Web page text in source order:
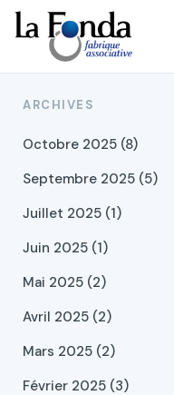
Aller
au
contenu
principal
ARCHIVES
Octobre 2025 (8)
Septembre 2025 (5)
Juillet 2025 (1)
Juin 2025 (1)
Mai 2025 (2)
Avril 2025 (2)
Mars 2025 (2)
Février 2025 (3)